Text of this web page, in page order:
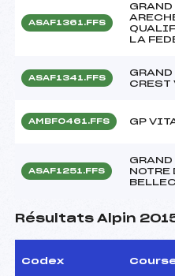
ASAF1361.FFS
LA
ASAF1341.FFS
CREST
AMBF0461.FFS GP
ASAF1251.FFS
NOTRE
Résultats Alpin
Codex